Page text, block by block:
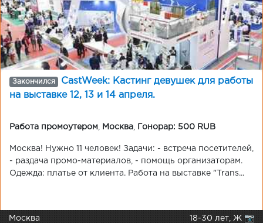
Закончился
CastWeek: Кастинг девушек для работы
на выставке 12, 13 и 14 апреля.
Работа промоутером Москва Гонорар: 500 RUB
Москва! Нужно 11 человек! Задачи: - встреча посетителей,
- раздача промо-материалов, - помощь организаторам.
Одежда: платье от клиента. Работа на выставке "Trans...
Москва 18-30 лет, Ж 📷